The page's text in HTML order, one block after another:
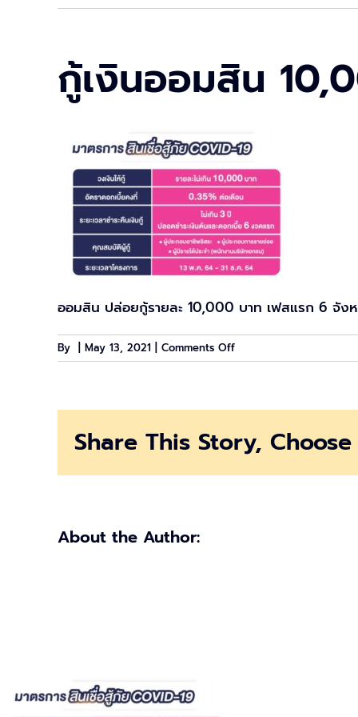
กู้เงินออมสิน
ออมสิน ปล่อยกู้รายละ 10,000 บาท เฟสแรก 6 จัง
By May 13, 2021 Comments Offon
กู้
บาท
ผ่าน
Share This Story,
About the Author: